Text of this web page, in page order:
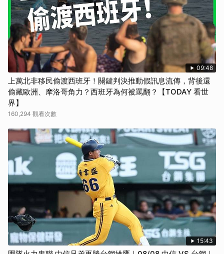
09:48
上萬北非移民偷渡西班牙！關鍵判決推動假訊息流傳，背後還
偷藏歐洲、摩洛哥角力？西班牙為何被罵翻？【TODAY 看世
界】
160,294 觀看次數
15:43